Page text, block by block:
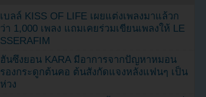
เบลล์ KISS OF LIFE เผยแต่งเพลงมาแล้วก
ว่า 1,000 เพลง แถมเคยร่วมเขียนเพลงให้ LE
SSERAFIM
ฮันซึงยอน KARA มีอาการจากปัญหาหมอน
รองกระดูกต้นคอ ต้นสังกัดแจงหลังแฟนๆ เป็น
ห่วง